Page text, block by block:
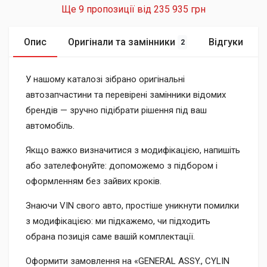
Ще 9 пропозиції від 235 935 грн
Опис Оригінали та замінники 2 Відгуки
У нашому каталозі зібрано оригінальні
автозапчастини та перевірені замінники відомих
брендів — зручно підібрати рішення під ваш
автомобіль.
Якщо важко визначитися з модифікацією, напишіть
або зателефонуйте: допоможемо з підбором і
оформленням без зайвих кроків.
Знаючи VIN свого авто, простіше уникнути помилки
з модифікацією: ми підкажемо, чи підходить
обрана позиція саме вашій комплектації.
Оформити замовлення на «GENERAL ASSY., CYLIN